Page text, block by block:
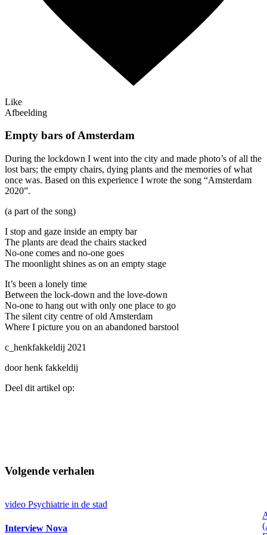
Like
Afbeelding
Empty bars of Amsterdam
During the lockdown I went into the city and made photo’s of all the
lost bars; the empty chairs, dying plants and the memories of what
once was. Based on this experience I wrote the song “Amsterdam
2020”.
(a part of the song)
I stop and gaze inside an empty bar
The plants are dead the chairs stacked
No-one comes and no-one goes
The moonlight shines as on an empty stage
It’s been a lonely time
Between the lock-down and the love-down
No-one to hang out with only one place to go
The silent city centre of old Amsterdam
Where I picture you on an abandoned barstool
c_henkfakkeldij 2021
door henk fakkeldij
Deel dit artikel op:
Volgende verhalen
video Psychiatrie in de stad
Interview Nova